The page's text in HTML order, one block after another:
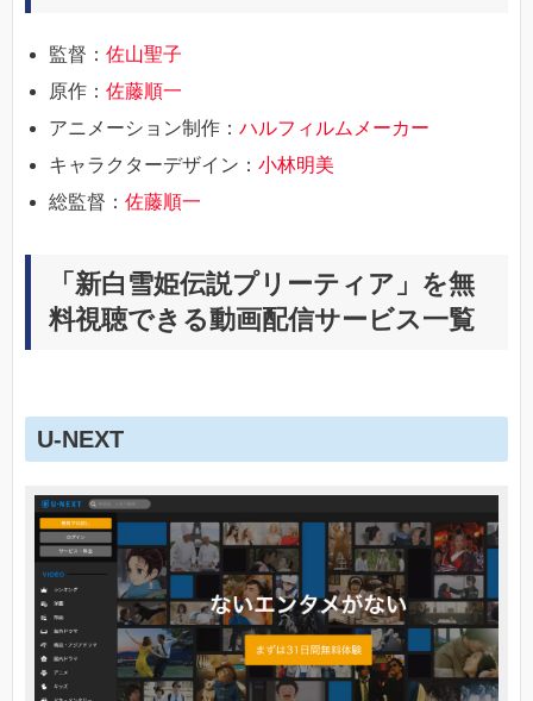
監督： 佐山聖子
原作： 佐藤順一
アニメーション制作： ハルフィルムメーカー
キャラクターデザイン： 小林明美
総監督： 佐藤順一
「新白雪姫伝説プリーティア」を無
料視聴できる動画配信サービス一覧
U-NEXT